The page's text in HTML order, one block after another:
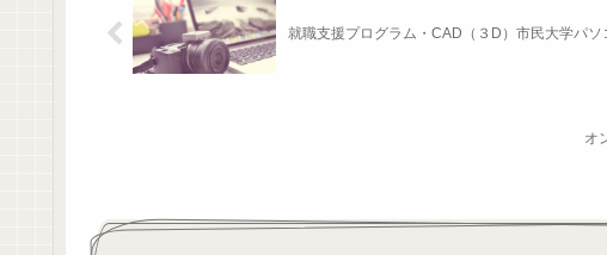
就職支援プログラム・CAD（３D）市民大学パソ
オ